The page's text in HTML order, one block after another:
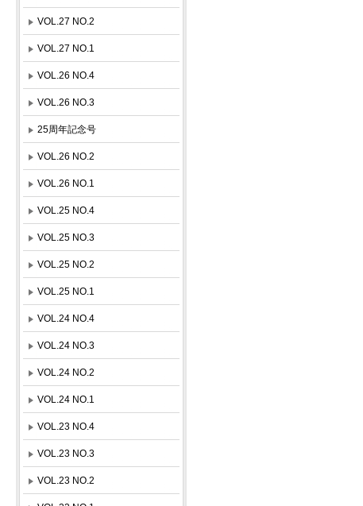
VOL.27 NO.2
VOL.27 NO.1
VOL.26 NO.4
VOL.26 NO.3
25周年記念号
VOL.26 NO.2
VOL.26 NO.1
VOL.25 NO.4
VOL.25 NO.3
VOL.25 NO.2
VOL.25 NO.1
VOL.24 NO.4
VOL.24 NO.3
VOL.24 NO.2
VOL.24 NO.1
VOL.23 NO.4
VOL.23 NO.3
VOL.23 NO.2